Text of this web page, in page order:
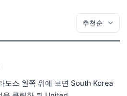
도스 왼쪽 위에 보면 South Korea